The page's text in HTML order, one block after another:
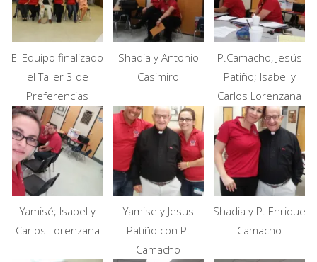
El Equipo finalizado
el Taller 3 de
Preferencias
Shadia y Antonio
Casimiro
P.Camacho, Jesús
Patiño; Isabel y
Carlos Lorenzana
Yamisé; Isabel y
Carlos Lorenzana
Yamise y Jesus
Patiño con P.
Camacho
Shadia y P. Enrique
Camacho